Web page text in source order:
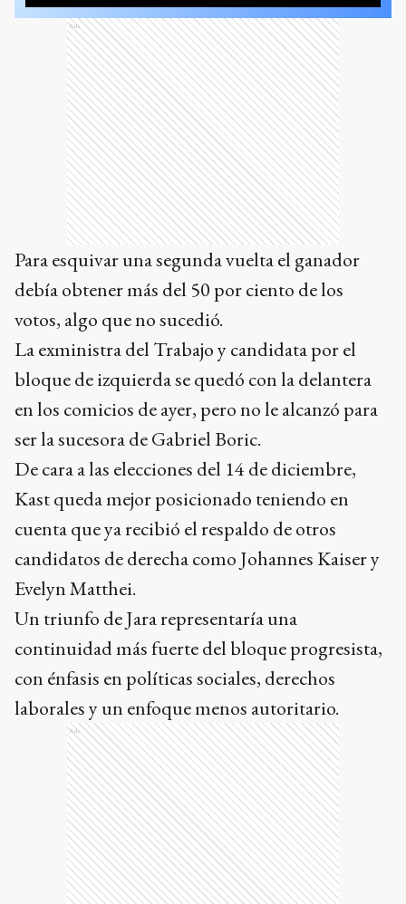
Ads
Para esquivar una segunda vuelta el ganador
debía obtener más del 50 por ciento de los
votos, algo que no sucedió.
La exministra del Trabajo y candidata por el
bloque de izquierda se quedó con la delantera
en los comicios de ayer, pero no le alcanzó para
ser la sucesora de Gabriel Boric.
De cara a las elecciones del 14 de diciembre,
Kast queda mejor posicionado teniendo en
cuenta que ya recibió el respaldo de otros
candidatos de derecha como Johannes Kaiser y
Evelyn Matthei.
Un triunfo de Jara representaría una
continuidad más fuerte del bloque progresista,
con énfasis en políticas sociales, derechos
laborales y un enfoque menos autoritario.
Ads